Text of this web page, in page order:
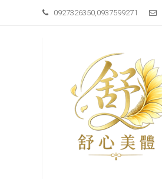
0927326350,0937599271